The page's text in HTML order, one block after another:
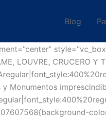
Blog
LOUVRE, CRUCERO Y
Monumentos